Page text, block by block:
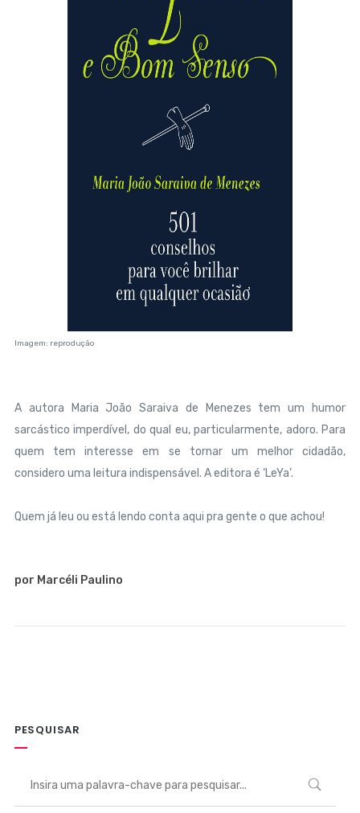
Imagem: reprodução
A autora Maria João Saraiva de Menezes tem um humor
sarcástico imperdível, do qual eu, particularmente, adoro. Para
quem tem interesse em se tornar um melhor cidadão,
considero uma leitura indispensável. A editora é ‘LeYa’.
Quem já leu ou está lendo conta aqui pra gente o que achou!
por Marcéli Paulino
PESQUISAR